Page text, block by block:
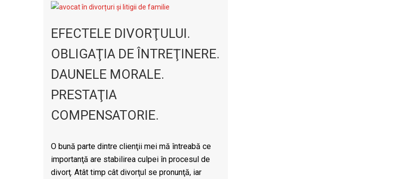
EFECTELE DIVORŢULUI.
OBLIGAŢIA DE ÎNTREŢINERE.
DAUNELE MORALE.
PRESTAŢIA
COMPENSATORIE.
O bună parte dintre clienţii mei mă întreabă ce
importanţă are stabilirea culpei în procesul de
divorţ. Atât timp cât divorţul se pronunţă, iar